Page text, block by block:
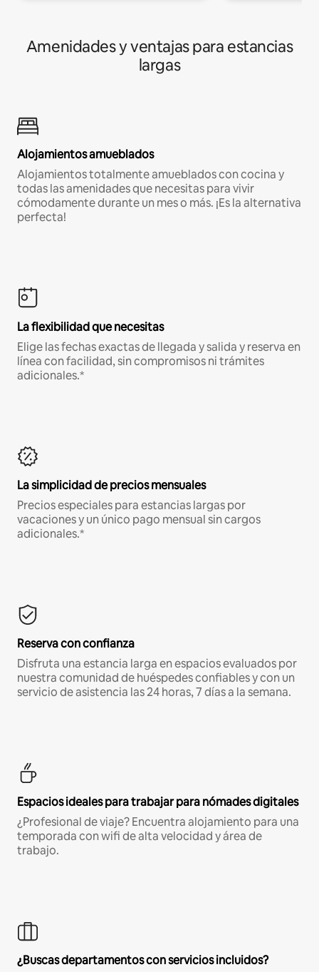
Amenidades y ventajas para estancias
largas
Alojamientos amueblados
Alojamientos totalmente amueblados con cocina y
todas las amenidades que necesitas para vivir
cómodamente durante un mes o más. ¡Es la alternativa
perfecta!
La flexibilidad que necesitas
Elige las fechas exactas de llegada y salida y reserva en
línea con facilidad, sin compromisos ni trámites
adicionales.*
La simplicidad de precios mensuales
Precios especiales para estancias largas por
vacaciones y un único pago mensual sin cargos
adicionales.*
Reserva con confianza
Disfruta una estancia larga en espacios evaluados por
nuestra comunidad de huéspedes confiables y con un
servicio de asistencia las 24 horas, 7 días a la semana.
Espacios ideales para trabajar para nómades digitales
¿Profesional de viaje? Encuentra alojamiento para una
temporada con wifi de alta velocidad y área de
trabajo.
¿Buscas departamentos con servicios incluidos?